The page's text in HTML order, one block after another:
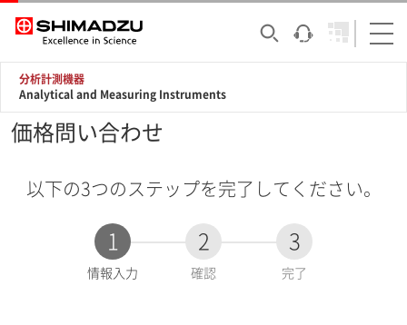
分析計測機器
Analytical and Measuring Instruments
価格問い合わせ
以下の3つのステップを完了してください。
1
現
情報入力
2
確認
3
完了